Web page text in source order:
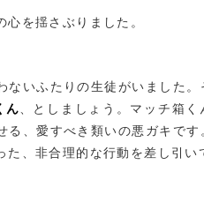
を揺さぶりました。
ないふたりの生徒がいました。
ん、としましょう。マッチ箱く
る、愛すべき類いの悪ガキです
た、非合理的な行動を差し引い